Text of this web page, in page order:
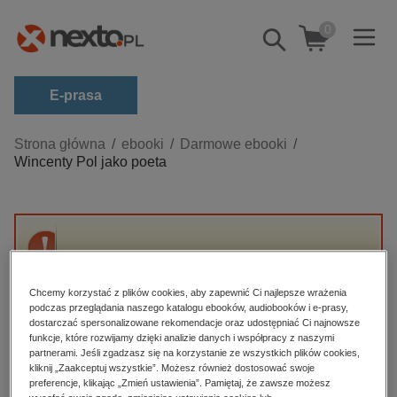
Pokaż/schowaj
wyszukiwarkę
0
E-prasa
Kategorie
Zobacz wszystkie E-prasa
budownictwo, aranżacja wnętrz
dzienniki
edukacja
hobby, sport, rozrywka
komputery, internet, technologie, informatyka
Strona główna ebooki
Darmowe ebooki
Wincenty Pol jako poeta
Przepraszamy, ale produkt „Wincenty Pol jako
High-contrast mode
Polecane
Chcemy korzystać z plików cookies, aby zapewnić Ci najlepsze wrażenia
podczas przeglądania naszego katalogu ebooków, audiobooków i e-prasy,
dostarczać spersonalizowane rekomendacje oraz udostępniać Ci najnowsze
funkcje, które rozwijamy dzięki analizie danych i współpracy z naszymi
partnerami. Jeśli zgadzasz się na korzystanie ze wszystkich plików cookies,
kliknij „Zaakceptuj wszystkie”. Możesz również dostosować swoje
preferencje, klikając „Zmień ustawienia”. Pamiętaj, że zawsze możesz